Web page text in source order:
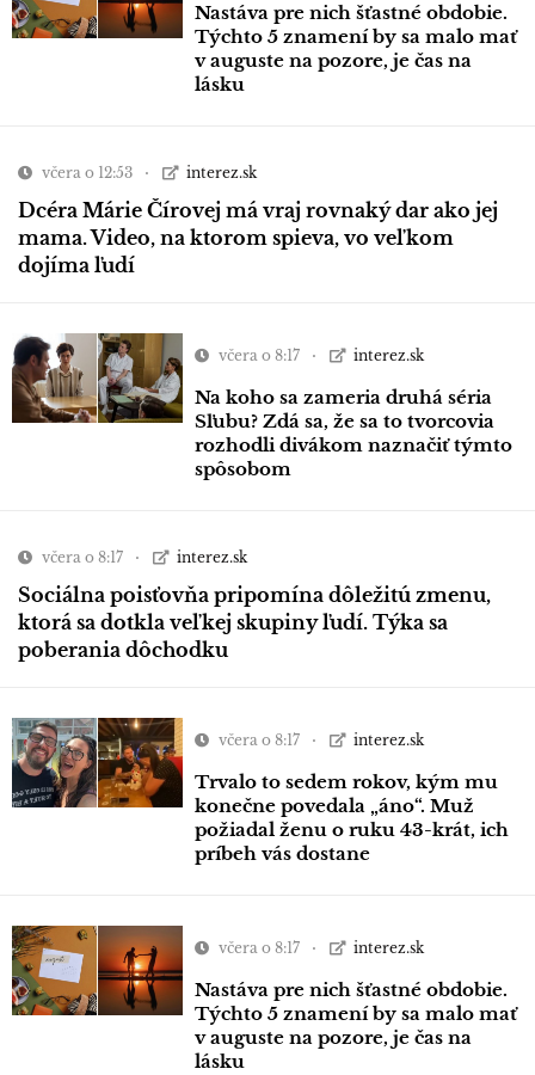
Nastáva pre nich šťastné obdobie.
Týchto 5 znamení by sa malo mať
v auguste na pozore, je čas na
lásku
včera o 12:53 interez.sk
Dcéra Márie Čírovej má vraj rovnaký dar ako jej
mama. Video, na ktorom spieva, vo veľkom
dojíma ľudí
včera o 8:17 interez.sk
Na koho sa zameria druhá séria
Sľubu? Zdá sa, že sa to tvorcovia
rozhodli divákom naznačiť týmto
spôsobom
včera o 8:17 interez.sk
Sociálna poisťovňa pripomína dôležitú zmenu,
ktorá sa dotkla veľkej skupiny ľudí. Týka sa
poberania dôchodku
včera o 8:17 interez.sk
Trvalo to sedem rokov, kým mu
konečne povedala „áno“. Muž
požiadal ženu o ruku 43-krát, ich
príbeh vás dostane
včera o 8:17 interez.sk
Nastáva pre nich šťastné obdobie.
Týchto 5 znamení by sa malo mať
v auguste na pozore, je čas na
lásku